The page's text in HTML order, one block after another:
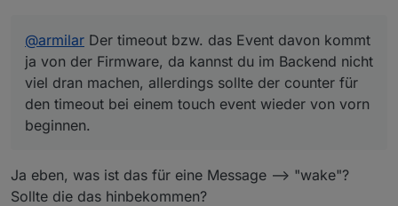
man dann die eingestellte Zeit nix mehr macht
wird der Screensaver aktiv.
Keine Ahnung ob das aufwendig ist umzusetzen
:)
@armilar Der timeout bzw. das Event davon kommt
ja von der Firmware, da kannst du im Backend nicht
viel dran machen, allerdings sollte der counter für
den timeout bei einem touch event wieder von vorn
beginnen.
Ja eben, was ist das für eine Message --> "wake"?
Sollte die das hinbekommen?